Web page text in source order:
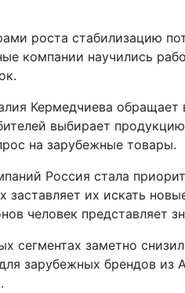
роста стабилизацию
компании научились
Кермедчиева обращает
выбирает
на зарубежные товары.
Россия стала
заставляет их искать
человек представляет
сегментах заметно
зарубежных брендов из